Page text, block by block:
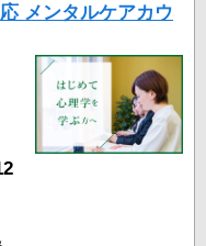
メンタルケアカウ